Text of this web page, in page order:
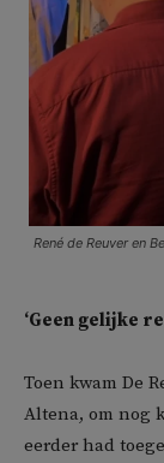
René de Reuver en
‘Geen gelijke
Toen kwam De
Altena, om nog
eerder had